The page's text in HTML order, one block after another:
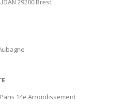
29200 Brest
14e Arrondissement